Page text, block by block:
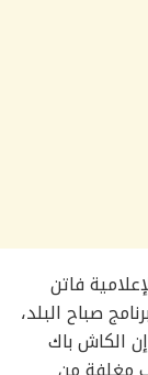
فاتن
صباح البلد،
الكاش باك